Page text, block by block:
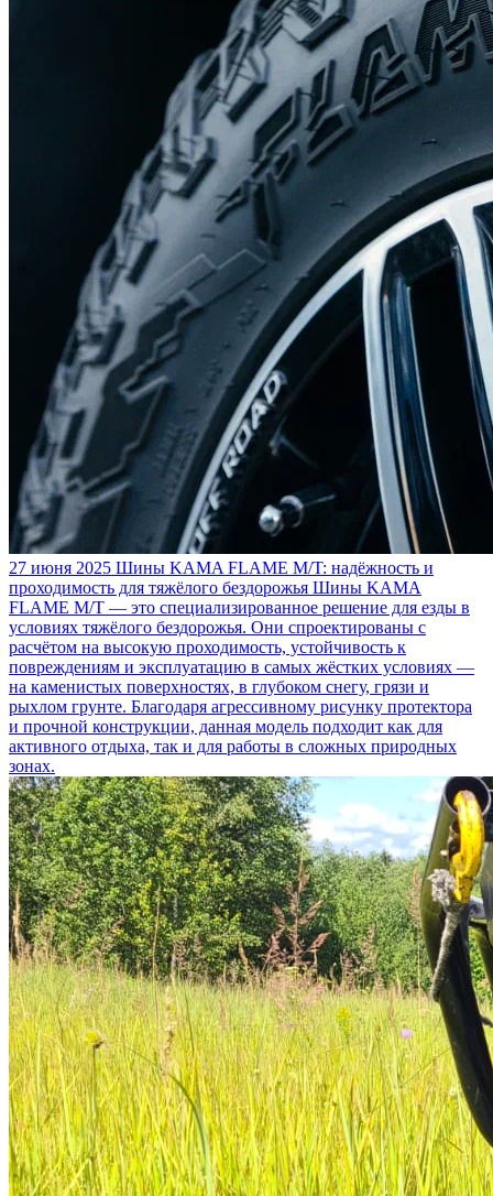
27 июня 2025 Шины KAMA FLAME M/T: надёжность и
проходимость для тяжёлого бездорожья Шины KAMA
FLAME M/T — это специализированное решение для езды в
условиях тяжёлого бездорожья. Они спроектированы с
расчётом на высокую проходимость, устойчивость к
повреждениям и эксплуатацию в самых жёстких условиях —
на каменистых поверхностях, в глубоком снегу, грязи и
рыхлом грунте. Благодаря агрессивному рисунку протектора
и прочной конструкции, данная модель подходит как для
активного отдыха, так и для работы в сложных природных
зонах.